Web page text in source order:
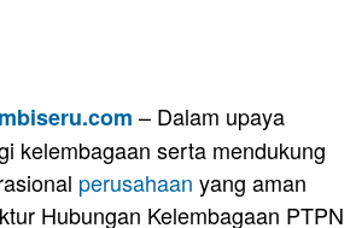
– Dalam upaya
kelembagaan serta mendukung
perusahaan yang aman
Hubungan Kelembagaan PTPN